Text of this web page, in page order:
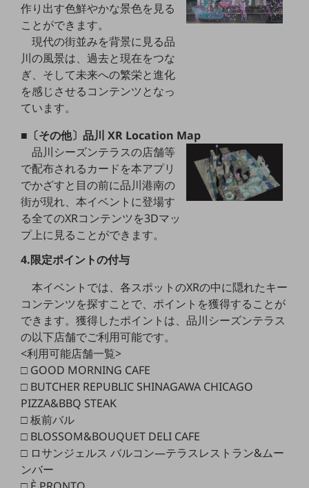
重要なお知らせ
お知らせ
社外からの評価実績
サステナビリティ
サステナビリティTOP
サステナビリティ基本方針
サステナビリティレポート
ダイバーシティ
経営情報
経営情報TOP
電子公告
基礎的電気通信役務損益明細表
採用情報
採用情報TOP
新卒採用
経験者採用
障がい者採用
人材育成制度
広告・協賛
作り出す色鮮やかな景色を見る
ことができます。
現代の街並みを背景に見る品
川の風景は、過去と現在をつな
ぎ、そして未来への繁栄と進化
を感じさせるコンテンツとなっ
ています。
■〔その他〕品川 XR Location Map
品川シーズンテラスの店舗等
で配布されるカードを本アプリ
でかざすと目の前に品川港南の
街が現れ、本イベントに登場す
る全てのXRコンテンツを3Dマッ
プ上に見ることができます。
4.限定ポイントの付与
本イベントでは、各スポットのXRの中に隠れたキー
コンテンツを探すことで、ポイントを獲得することが
できます。獲得したポイントは、品川シーズンテラス
の以下店舗でご利用可能です。
<利用可能店舗一覧>
□ GOOD MORNING CAFE
□ BUTCHER REPUBLIC SHINAGAWA CHICAGO
PIZZA&BBQ STEAK
□ 板前バル
□ BLOSSOM&BOUQUET DELI CAFE
□ ロサンジェルス バルコン―テラスレストラン&ムー
ンバー